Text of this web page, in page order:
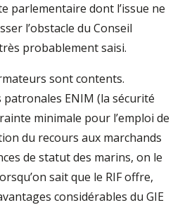
parlementaire dont l’issue ne
l’obstacle du Conseil
probablement saisi.
sont contents.
ENIM (la sécurité
minimale pour l’emploi de
du recours aux marchands
de statut des marins, on le
sait que le RIF offre,
considérables du GIE